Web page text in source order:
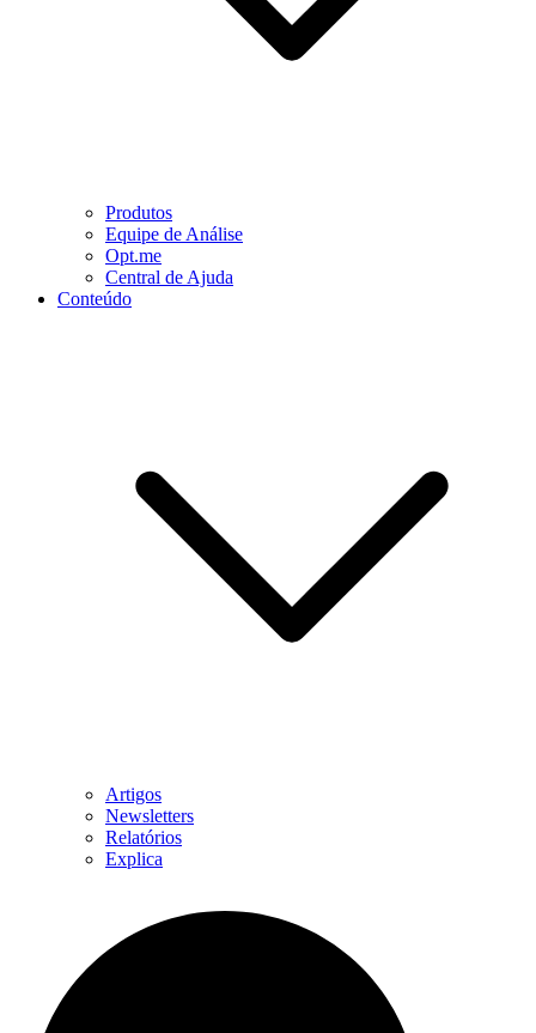
Produtos
Equipe de Análise
Opt.me
Central de Ajuda
Conteúdo
Artigos
Newsletters
Relatórios
Explica